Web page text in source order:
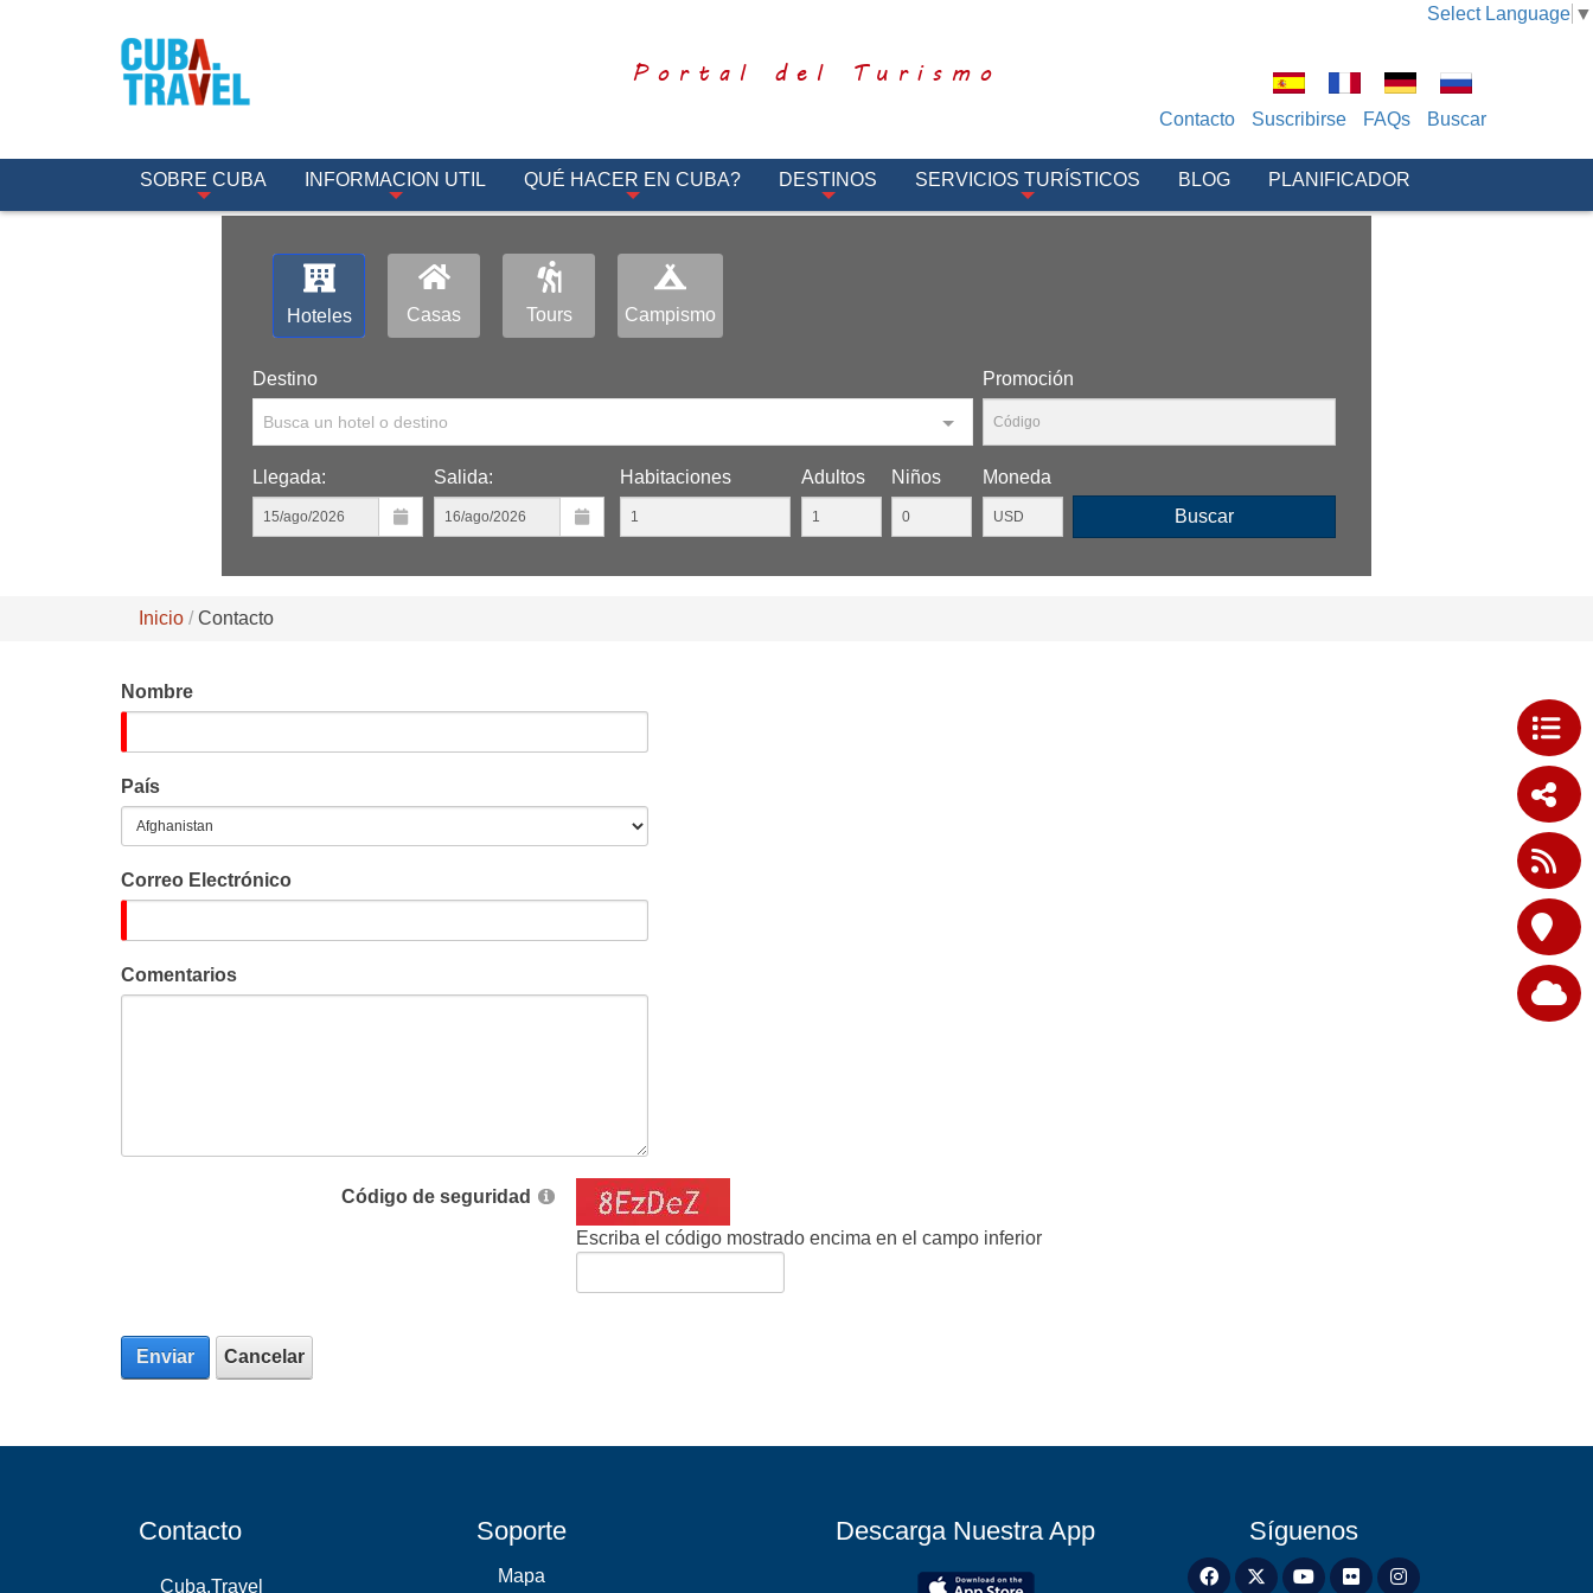
Select Language ▼
Portal del Turismo
Contacto Suscribirse FAQs Buscar
SOBRE CUBA INFORMACION UTIL QUÉ HACER EN CUBA? DESTINOS SERVICIOS TURÍSTICOS BLOG PLANIFICADOR
Hoteles Casas Tours Campismo
Destino
Busca un hotel o destino
Promoción
Llegada: Salida: Habitaciones Adultos Niños
Moneda
Buscar
Inicio Contacto
Nombre
País
Correo Electrónico
Comentarios
Código de seguridad
Escriba el código mostrado encima en el campo inferior
Enviar Cancelar
Contacto
Cuba.Travel
Soporte
Mapa
Descarga Nuestra App Síguenos